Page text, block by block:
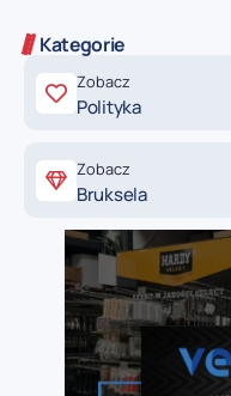
Kategorie
Zobacz
Polityka
Zobacz
Bruksela